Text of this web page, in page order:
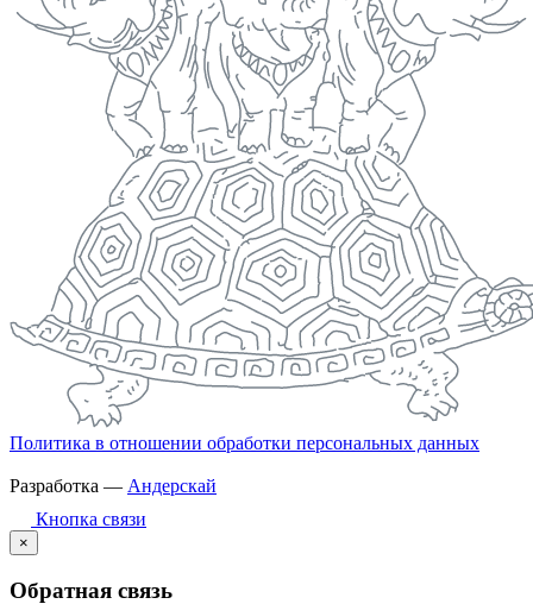
Политика в отношении обработки персональных данных
Разработка — Андерскай
Кнопка связи
×
Обратная связь